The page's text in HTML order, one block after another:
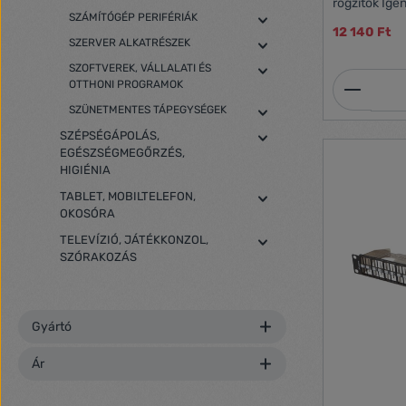
SZÁMÍTÓGÉP PERIFÉRIÁK
SZERVER ALKATRÉSZEK
SZOFTVEREK, VÁLLALATI ÉS
OTTHONI PROGRAMOK
SZÜNETMENTES TÁPEGYSÉGEK
SZÉPSÉGÁPOLÁS,
EGÉSZSÉGMEGŐRZÉS,
HIGIÉNIA
TABLET, MOBILTELEFON,
OKOSÓRA
TELEVÍZIÓ, JÁTÉKKONZOL,
SZÓRAKOZÁS
Gyártó
Ár
rögzítők Igen Hegesztett kazetta anyaga
lyukak száma 5 A kötéstálcák száma 2 A
száma 24 Méret 19" ICT magasság 1 U Egyéb
elemek
Hosszúság 242 mm Anyag Acél Tartalmazott
12 140 Ft